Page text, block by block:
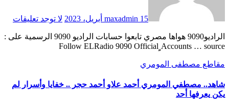
maxadmin 15 أبريل، 2023 لا توجد تعليقات
Follow ELRadio 9090 Official ِِِAccounts … source
مقاطع مصطفى المومري
شاهد.. مصطفي المومري أحمد علاو أحمد حجر .. خفايا وأسرار لم
يكن يعرفها أحد